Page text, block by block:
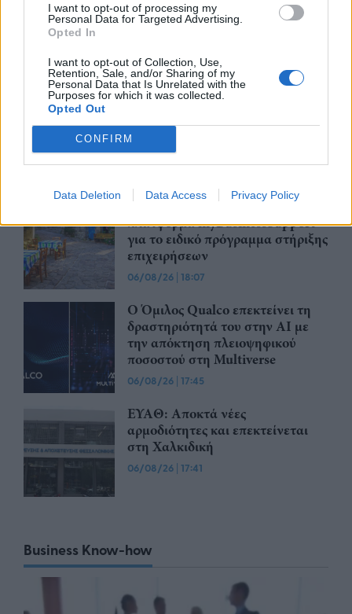
I want to opt-out of processing my
Personal Data for Targeted Advertising.
Opted In
I want to opt-out of Collection, Use,
Retention, Sale, and/or Sharing of my
Personal Data that Is Unrelated with the
Purposes for which it was collected.
Opted Out
CONFIRM
Data Deletion Data Access Privacy Policy
και ισχυρό ανεκτέλεστο
07/08/26|12:09
Apollo Global Management:
δισ. δολαρίων - Η δήλωση του Sir
Στέλιου Χατζηιωάννου
Σαμοθράκη: Σε λειτουργία η
πλατφόρμα myBusinessSupport
για το ειδικό πρόγραμμα στήριξης
επιχειρήσεων
06/08/26 | 18:07
Ο Όμιλος Qualco επεκτείνει τη
δραστηριότητά του στην ΑΙ με
την απόκτηση πλειοψηφικού
ποσοστού στη Multiverse
06/08/26 | 17:45
ΕΥΑΘ: Αποκτά νέες
αρμοδιότητες και επεκτείνεται
στη Χαλκιδική
06/08/26 | 17:41
Business Know-how